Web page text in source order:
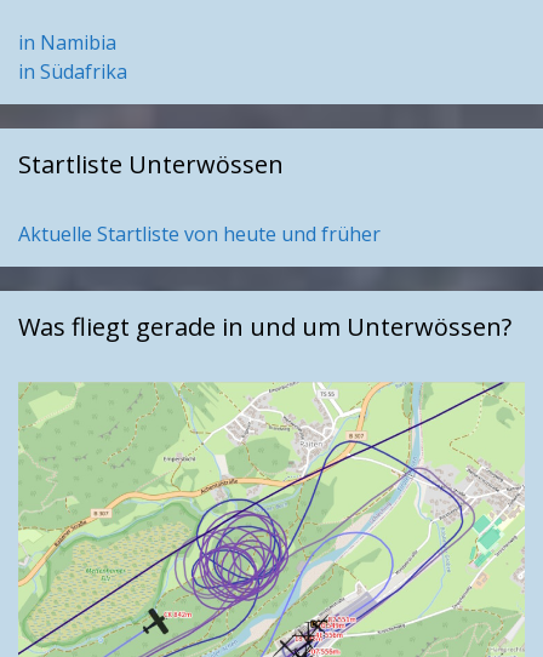
in Namibia
in Südafrika
Startliste Unterwössen
Aktuelle Startliste von heute und früher
Was fliegt gerade in und um Unterwössen?